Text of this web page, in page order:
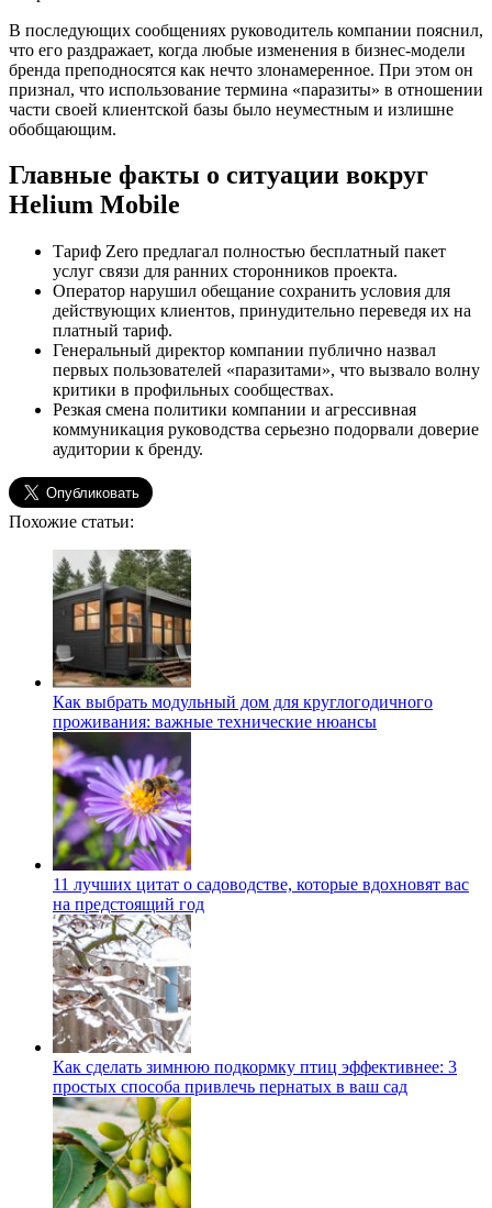
В последующих сообщениях руководитель компании пояснил,
что его раздражает, когда любые изменения в бизнес-модели
бренда преподносятся как нечто злонамеренное. При этом он
признал, что использование термина «паразиты» в отношении
части своей клиентской базы было неуместным и излишне
обобщающим.
Главные факты о ситуации вокруг
Helium Mobile
Тариф Zero предлагал полностью бесплатный пакет
услуг связи для ранних сторонников проекта.
Оператор нарушил обещание сохранить условия для
действующих клиентов, принудительно переведя их на
платный тариф.
Генеральный директор компании публично назвал
первых пользователей «паразитами», что вызвало волну
критики в профильных сообществах.
Резкая смена политики компании и агрессивная
коммуникация руководства серьезно подорвали доверие
аудитории к бренду.
Похожие статьи:
Как выбрать модульный дом для круглогодичного
проживания: важные технические нюансы
11 лучших цитат о садоводстве, которые вдохновят вас
на предстоящий год
Как сделать зимнюю подкормку птиц эффективнее: 3
простых способа привлечь пернатых в ваш сад